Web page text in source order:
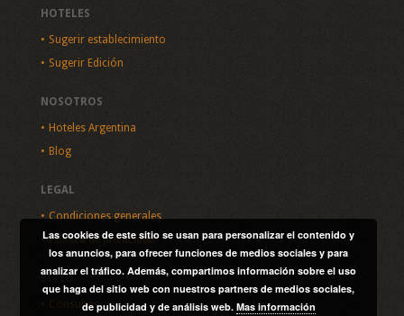
HOTELES
Sugerir establecimiento
Sugerir Edición
NOSOTROS
Hoteles Argentina
Blog
LEGAL
Condiciones generales
Política de privacidad
SITIO
Consultas
Las cookies de este sitio se usan para personalizar el contenido y
los anuncios, para ofrecer funciones de medios sociales y para
analizar el tráfico. Además, compartimos información sobre el uso
que haga del sitio web con nuestros partners de medios sociales,
de publicidad y de análisis web. Mas información